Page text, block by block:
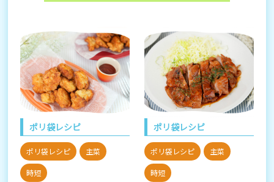
ポリ袋レシピ
ポリ袋レシピ 主菜
時短
ポリ袋レシピ
ポリ袋レシピ 主菜
時短